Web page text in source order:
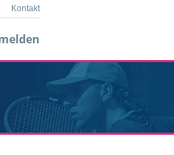
Kontakt
1